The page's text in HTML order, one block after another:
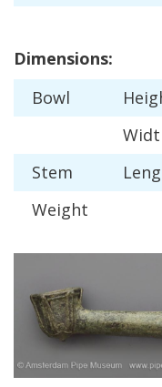
Dimensions:
Bowl
Stem
Weight